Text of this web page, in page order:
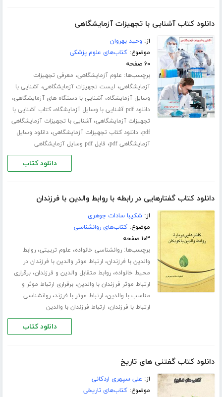
دانلود کتاب آشنایی با تجهیزات آزمایشگاهی
از: وحید بهروان
موضوع:کتاب‌های علوم پزشکی
۶۰ صفحه
برچسب‌ها: علوم آزمایشگاهی، معرفی تجهیزات
آزمایشگاهی، لیست تجهیزات آزمایشگاهی،آشنایی با
وسایل آزمایشگاه،آشنایی با دستگاه های آزمایشگاهی،
دانلود pdf آشنایی با وسایل آزمایشگاه ،کتاب آشنایی با
تجهیزات آزمایشگاهی،آشنایی با تجهیزات آزمایشگاهی
pdf،دانلود کتاب تجهیزات آزمایشگاهی،دانلود وسایل
آزمایشگاهی pdf
، فایل pdf وسایل آزمایشگاهی
دانلود کتاب
دانلود کتاب گفتارهایی در رابطه با روابط والدین با فرزندان
از:شکیبا سادات جوهری
موضوع:کتاب‌های روانشناسی
۱۰۳ صفحه
برچسب‌ها:روانشناسی خانواده، علوم تربیتی،روابط
والدین با فرزندان، ارتباط موثر والدین با فرزندان در
محیط خانواده،روابط متقابل والدین و فرزندان،برقراری
ارتباط موثر فرزندان با والدین،برقراری ارتباط موثر و
مناسب با والدین، ارتباط موثر با فرزند،روانشناسی
ارتباط با فرزندان، ارتباط فرزندان با والدین
دانلود کتاب
دانلود کتاب گفتنی های تاریخ
از: علی سپهری اردکانی
موضوع:کتاب‌های تاریخی